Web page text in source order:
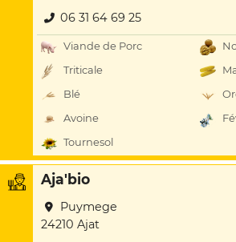
06 31 64 69 25
Viande de Porc
Triticale
Blé
Avoine
Tournesol
Aja'bio
Puymege
24210 Ajat